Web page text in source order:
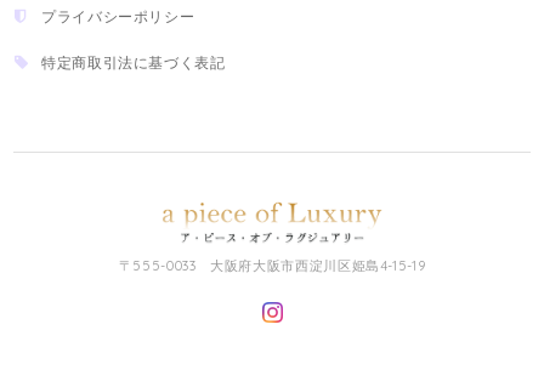
プライバシーポリシー
特定商取引法に基づく表記
〒555-0033 大阪府大阪市西淀川区姫島4-15-19